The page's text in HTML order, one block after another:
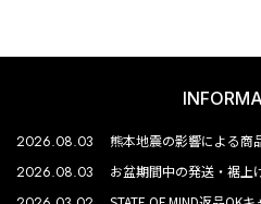
2026.08.03 熊本地震の影響による商
2026.08.03 お盆期間中の発送・裾上